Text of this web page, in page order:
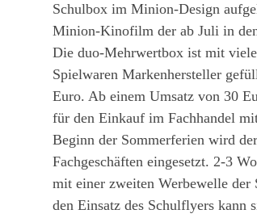
Schulbox im Minion-Design
Minion-Kinofilm der ab Juli in
Die duo-Mehrwertbox ist mit
Spielwaren Markenhersteller
Euro. Ab einem Umsatz von 30
für den Einkauf im Fachhandel
Beginn der Sommerferien wird
Fachgeschäften eingesetzt. 2-3
mit einer zweiten Werbewelle
den Einsatz des Schulflyers kann